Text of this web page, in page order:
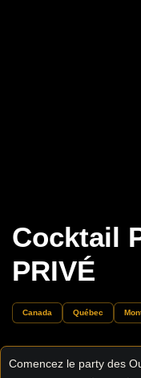
Cocktail
PRIVÉ
Canada Québec
Comencez le party des